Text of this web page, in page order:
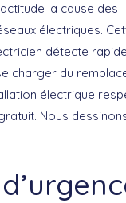
la cause des
électriques.
détecte
charger du
électrique
Nous